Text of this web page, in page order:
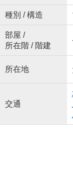
種別 / 構造
部屋 /
所在階 / 階建
所在地
交通